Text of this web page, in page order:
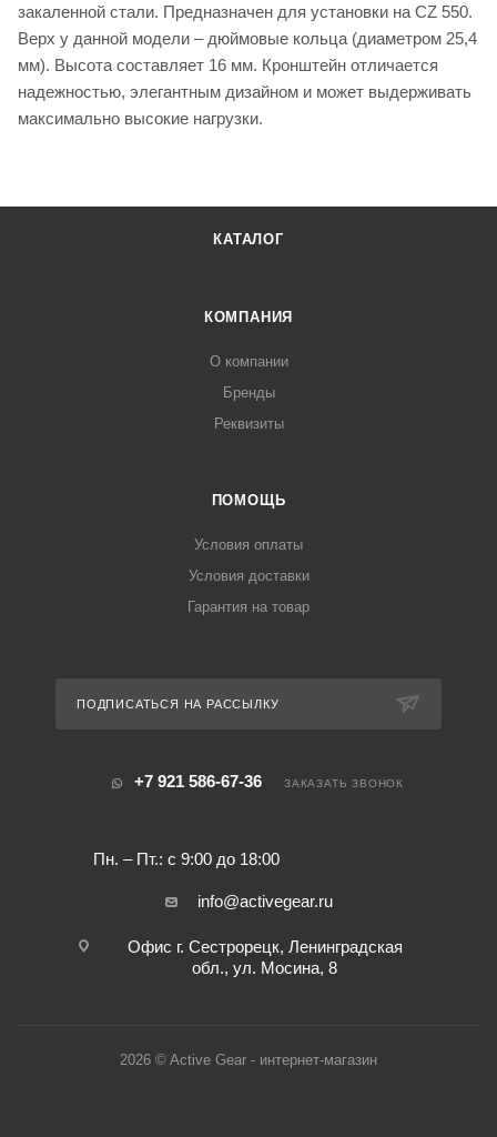
закаленной стали. Предназначен для установки на CZ 550.
Верх у данной модели – дюймовые кольца (диаметром 25,4
мм). Высота составляет 16 мм. Кронштейн отличается
надежностью, элегантным дизайном и может выдерживать
максимально высокие нагрузки.
КАТАЛОГ
КОМПАНИЯ
О компании
Бренды
Реквизиты
ПОМОЩЬ
Условия оплаты
Условия доставки
Гарантия на товар
ПОДПИСАТЬСЯ НА РАССЫЛКУ
+7 921 586-67-36
Пн. – Пт.: с 9:00 до 18:00
ЗАКАЗАТЬ ЗВОНОК
info@activegear.ru
Офис г. Сестрорецк, Ленинградская
обл., ул. Мосина, 8
2026 © Active Gear - интернет-магазин